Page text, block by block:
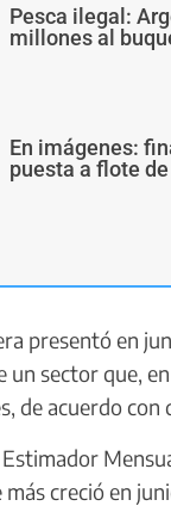
Pesca ilegal:
millones al
En imágenes:
puesta a flote
presentó en
sector que,
de acuerdo con
más creció en